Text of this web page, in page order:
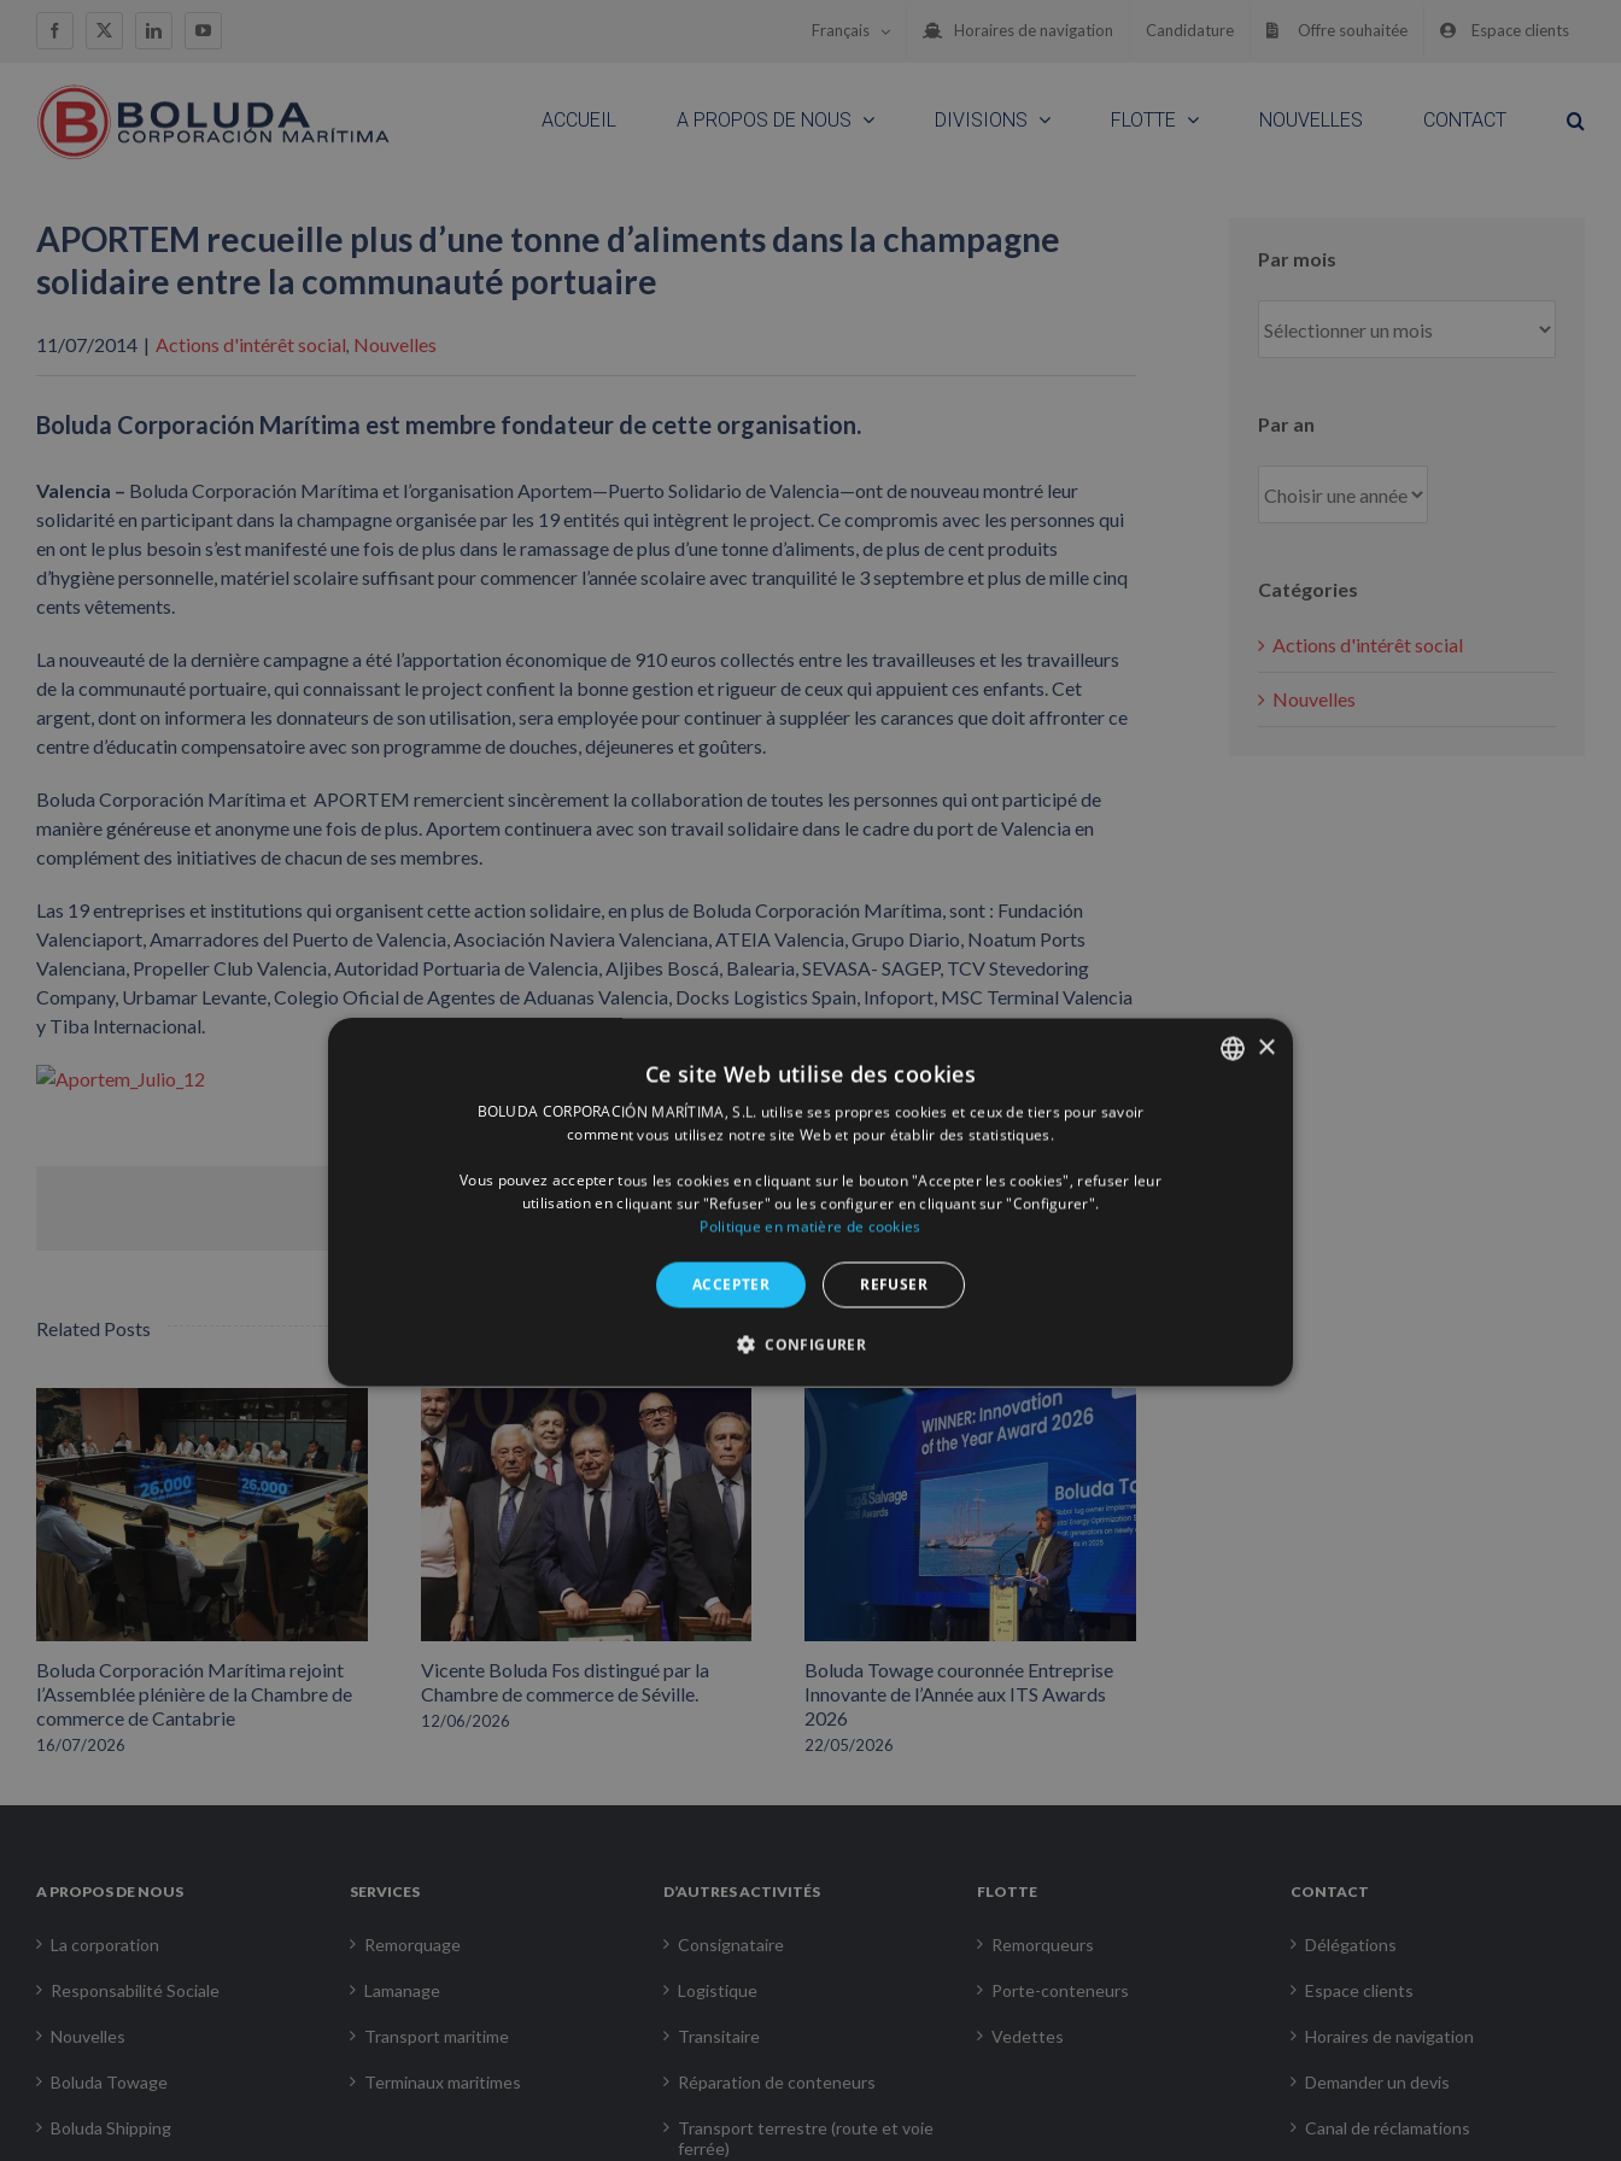
Facebook
X LinkedInYouTube Français Horaires de navigation Candidature Offre souhaitée Espace clients
ACCUEIL A PROPOS DE NOUS DIVISIONS FLOTTE NOUVELLES CONTACT
APORTEM recueille plus d’une tonne d’aliments dans la champagne
solidaire entre la communauté portuaire
11/07/2014 | Actions d'intérêt social, Nouvelles
Boluda Corporación Marítima est membre fondateur de cette organisation.
Valencia – Boluda Corporación Marítima et l’organisation Aportem—Puerto Solidario de Valencia—ont de nouveau montré leur
solidarité en participant dans la champagne organisée par les 19 entités qui intègrent le project. Ce compromis avec les personnes qui
en ont le plus besoin s’est manifesté une fois de plus dans le ramassage de plus d’une tonne d’aliments, de plus de cent produits
d’hygiène personnelle, matériel scolaire suffisant pour commencer l’année scolaire avec tranquilité le 3 septembre et plus de mille cinq
cents vêtements.
La nouveauté de la dernière campagne a été l’apportation économique de 910 euros collectés entre les travailleuses et les travailleurs
de la communauté portuaire, qui connaissant le project confient la bonne gestion et rigueur de ceux qui appuient ces enfants. Cet
argent, dont on informera les donnateurs de son utilisation, sera employée pour continuer à suppléer les carances que doit affronter ce
centre d’éducatin compensatoire avec son programme de douches, déjeuneres et goûters.
Boluda Corporación Marítima et APORTEM remercient sincèrement la collaboration de toutes les personnes qui ont participé de
manière généreuse et anonyme une fois de plus. Aportem continuera avec son travail solidaire dans le cadre du port de Valencia en
complément des initiatives de chacun de ses membres.
Las 19 entreprises et institutions qui organisent cette action solidaire, en plus de Boluda Corporación Marítima, sont : Fundación
Valenciaport, Amarradores del Puerto de Valencia, Asociación Naviera Valenciana, ATEIA Valencia, Grupo Diario, Noatum Ports
Valenciana, Propeller Club Valencia, Autoridad Portuaria de Valencia, Aljibes Boscá, Balearia, SEVASA- SAGEP, TCV Stevedoring
Company, Urbamar Levante, Colegio Oficial de Agentes de Aduanas Valencia, Docks Logistics Spain, Infoport, MSC Terminal Valencia
y Tiba Internacional.
Facebook
X LinkedInWhatsApp
PinterestEmail
Related Posts
Boluda Corporación Marítima rejoint
l’Assemblée plénière de la Chambre de
commerce de Cantabrie
16/07/2026
Vicente Boluda Fos distingué par la
Chambre de commerce de Séville.
12/06/2026
Boluda Towage couronnée Entreprise
Innovante de l’Année aux ITS Awards
2026
22/05/2026
Par mois
mois
Par an
Catégories
Actions d'intérêt social
Nouvelles
A PROPOS DE NOUS
La corporation
Responsabilité Sociale
Nouvelles
Boluda Towage
Boluda Shipping
SERVICES
Remorquage
Lamanage
Transport maritime
Terminaux maritimes
D’AUTRES ACTIVITÉS
Consignataire
Logistique
Transitaire
Réparation de conteneurs
Transport terrestre (route et voie
ferrée)
FLOTTE
Remorqueurs
Porte-conteneurs
Vedettes
CONTACT
Délégations
Espace clients
Horaires de navigation
Demander un devis
Canal de réclamations
×
Ce site Web utilise des cookies
BOLUDA CORPORACIÓN MARÍTIMA, S.L. utilise ses propres cookies et ceux de tiers pour savoir
comment vous utilisez notre site Web et pour établir des statistiques.
Vous pouvez accepter tous les cookies en cliquant sur le bouton "Accepter les cookies", refuser leur
utilisation en cliquant sur "Refuser" ou les configurer en cliquant sur "Configurer".
Politique en matière de cookies
ACCEPTER REFUSER
CONFIGURER